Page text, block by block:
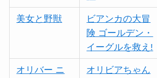
美女と野獣
ビアンカの大冒
険 ゴールデン・
イーグルを救え!
オリバー ニ
オリビアちゃん